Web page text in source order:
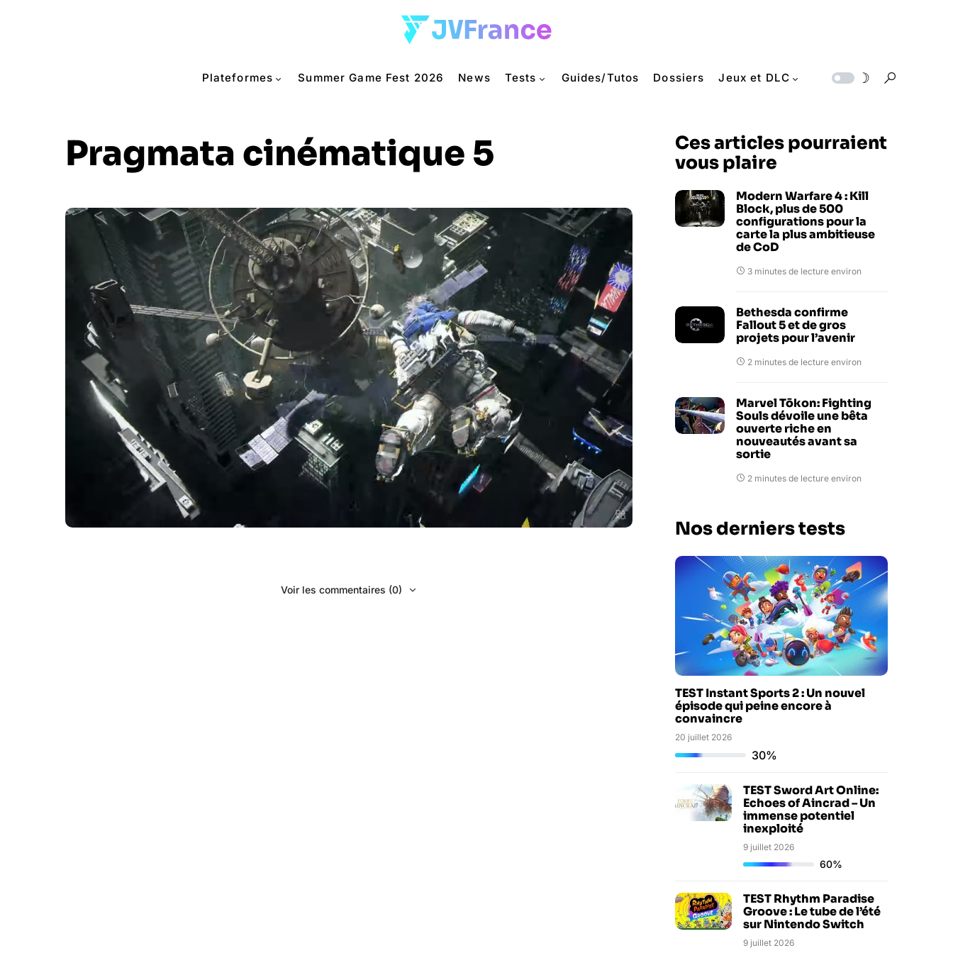
Plateformes Summer Game Fest 2026 News Tests Guides/Tutos Dossiers Jeux et DLC
Pragmata cinématique 5
Voir les commentaires (0)
Ces articles pourraient
vous plaire
Modern Warfare 4 : Kill
Block, plus de 500
configurations pour la
carte la plus ambitieuse
de CoD
3 minutes de lecture environ
Bethesda confirme
Fallout 5 et de gros
projets pour l’avenir
2 minutes de lecture environ
Marvel Tōkon: Fighting
Souls dévoile une bêta
ouverte riche en
nouveautés avant sa
sortie
2 minutes de lecture environ
Nos derniers tests
TEST Instant Sports 2 : Un nouvel
épisode qui peine encore à
convaincre
20 juillet 2026
30%
TEST Sword Art Online:
Echoes of Aincrad – Un
immense potentiel
inexploité
9 juillet 2026
60%
TEST Rhythm Paradise
Groove : Le tube de l’été
sur Nintendo Switch
9 juillet 2026